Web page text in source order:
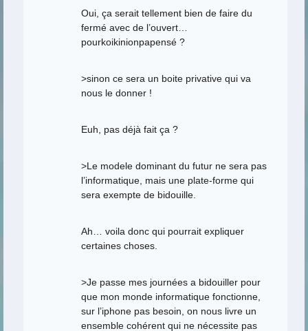
Oui, ça serait tellement bien de faire du
fermé avec de l’ouvert…
pourkoikinionpapensé ?
>sinon ce sera un boite privative qui va
nous le donner !
Euh, pas déjà fait ça ?
>Le modele dominant du futur ne sera pas
l’informatique, mais une plate-forme qui
sera exempte de bidouille.
Ah… voila donc qui pourrait expliquer
certaines choses.
>Je passe mes journées a bidouiller pour
que mon monde informatique fonctionne,
sur l’iphone pas besoin, on nous livre un
ensemble cohérent qui ne nécessite pas